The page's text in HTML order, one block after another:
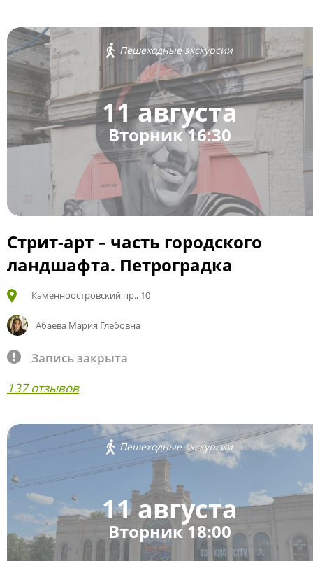
Пешеходные экскурсии
11 августа
Вторник 16:30
Стрит-арт – часть городского
ландшафта. Петроградка
Каменноостровский пр., 10
Абаева Мария Глебовна
Запись закрыта
137 отзывов
Пешеходные экскурсии
11 августа
Вторник 18:00